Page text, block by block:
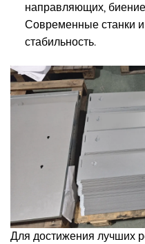
направляющих,
Современные станки
стабильность.
Для достижения лучших